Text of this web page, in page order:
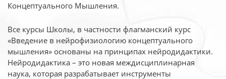
Концептуального Мышления.
Все курсы Школы, в частности флагманский курс
«Введение в нейрофизиологию концептуального
мышления» основаны на принципах нейродидактики.
Нейродидактика – это новая междисциплинарная
наука, которая разрабатывает инструменты